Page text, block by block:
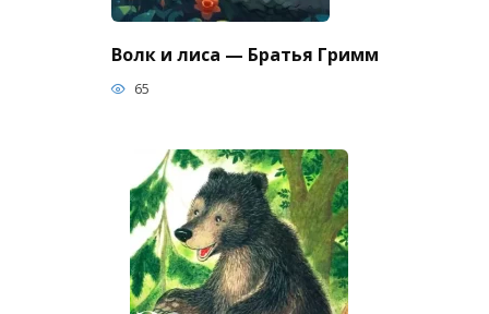
Волк и лиса — Братья Гримм
65